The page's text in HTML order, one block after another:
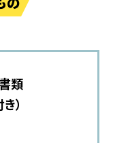
類
）